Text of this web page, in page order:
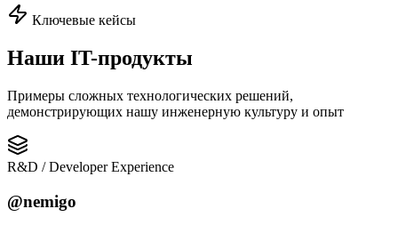
Ключевые кейсы
Наши IT-продукты
Примеры сложных технологических решений,
демонстрирующих нашу инженерную культуру и опыт
R&D / Developer Experience
@nemigo